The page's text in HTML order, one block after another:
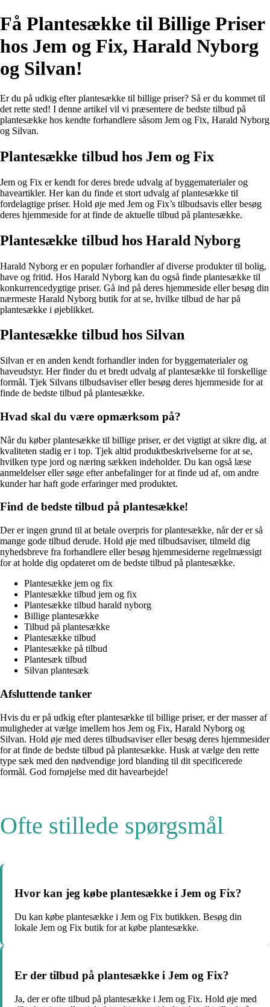
Få Plantesække til Billige Priser
hos Jem og Fix, Harald Nyborg
og Silvan!
Er du på udkig efter plantesække til billige priser? Så er du kommet til
det rette sted! I denne artikel vil vi præsentere de bedste tilbud på
plantesække hos kendte forhandlere såsom Jem og Fix, Harald Nyborg
og Silvan.
Plantesække tilbud hos Jem og Fix
Jem og Fix er kendt for deres brede udvalg af byggematerialer og
haveartikler. Her kan du finde et stort udvalg af plantesække til
fordelagtige priser. Hold øje med Jem og Fix’s tilbudsavis eller besøg
deres hjemmeside for at finde de aktuelle tilbud på plantesække.
Plantesække tilbud hos Harald Nyborg
Harald Nyborg er en populær forhandler af diverse produkter til bolig,
have og fritid. Hos Harald Nyborg kan du også finde plantesække til
konkurrencedygtige priser. Gå ind på deres hjemmeside eller besøg din
nærmeste Harald Nyborg butik for at se, hvilke tilbud de har på
plantesække i øjeblikket.
Plantesække tilbud hos Silvan
Silvan er en anden kendt forhandler inden for byggematerialer og
haveudstyr. Her finder du et bredt udvalg af plantesække til forskellige
formål. Tjek Silvans tilbudsaviser eller besøg deres hjemmeside for at
finde de bedste tilbud på plantesække.
Hvad skal du være opmærksom på?
Når du køber plantesække til billige priser, er det vigtigt at sikre dig, at
kvaliteten stadig er i top. Tjek altid produktbeskrivelserne for at se,
hvilken type jord og næring sækken indeholder. Du kan også læse
anmeldelser eller søge efter anbefalinger for at finde ud af, om andre
kunder har haft gode erfaringer med produktet.
Find de bedste tilbud på plantesække!
Der er ingen grund til at betale overpris for plantesække, når der er så
mange gode tilbud derude. Hold øje med tilbudsaviser, tilmeld dig
nyhedsbreve fra forhandlere eller besøg hjemmesiderne regelmæssigt
for at holde dig opdateret om de bedste tilbud på plantesække.
Plantesække jem og fix
Plantesække tilbud jem og fix
Plantesække tilbud harald nyborg
Billige plantesække
Tilbud på plantesække
Plantesække tilbud
Plantesække på tilbud
Plantesæk tilbud
Silvan plantesæk
Afsluttende tanker
Hvis du er på udkig efter plantesække til billige priser, er der masser af
muligheder at vælge imellem hos Jem og Fix, Harald Nyborg og
Silvan. Hold øje med deres tilbudsaviser eller besøg deres hjemmesider
for at finde de bedste tilbud på plantesække. Husk at vælge den rette
type sæk med den nødvendige jord blanding til dit specificerede
formål. God fornøjelse med dit havearbejde!
Ofte stillede spørgsmål
Hvor kan jeg købe plantesække i Jem og Fix?
Du kan købe plantesække i Jem og Fix butikken. Besøg din
lokale Jem og Fix butik for at købe plantesække.
Er der tilbud på plantesække i Jem og Fix?
Ja, der er ofte tilbud på plantesække i Jem og Fix. Hold øje med